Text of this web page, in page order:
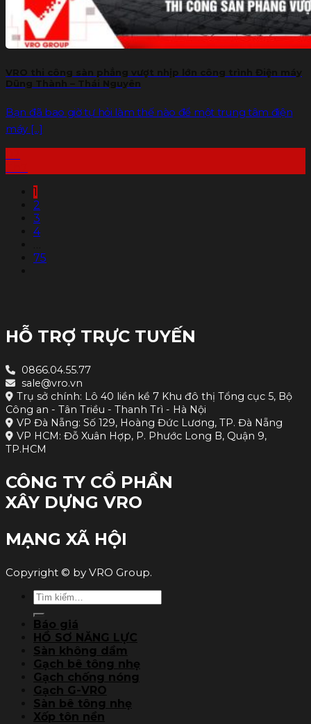
Bạn đã bao giờ tự hỏi làm thế nào để một trung tâm điện
máy [...]
1
2
3
4
75
HỖ TRỢ TRỰC TUYẾN
0866.04.55.77
sale@vro.vn
Trụ sở chính: Lô 40 liền kề 7 Khu đô thị Tổng cục 5, Bộ
Công an - Tân Triều - Thanh Trì - Hà Nội
VP Đà Nẵng: Số 129, Hoàng Đức Lương, TP. Đà Nẵng
VP HCM: Đỗ Xuân Hợp, P. Phước Long B, Quận 9,
TP.HCM
CÔNG TY CỔ PHẦN
XÂY DỰNG VRO
MẠNG XÃ HỘI
Copyright © by VRO Group.
Tìm
kiếm:
Báo giá
HỒ SƠ NĂNG LỰC
Sàn không dầm
Gạch bê tông nhẹ
Gạch chống nóng
Gạch G-VRO
Sàn bê tông nhẹ
Xốp tôn nền